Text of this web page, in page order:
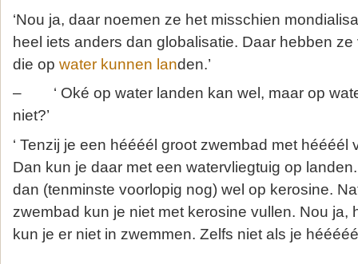
‘Nou ja, daar noemen ze het misschien
heel iets anders dan globalisatie. Daar hebben
die op water kunnen landen.’
– ‘ Oké op water landen kan wel, maar op
niet?’
‘ Tenzij je een héééél groot zwembad met héééél
Dan kun je daar met een watervliegtuig op
dan (tenminste voorlopig nog) wel op kerosine.
zwembad kun je niet met kerosine vullen. Nou ja,
kun je er niet in zwemmen. Zelfs niet als je